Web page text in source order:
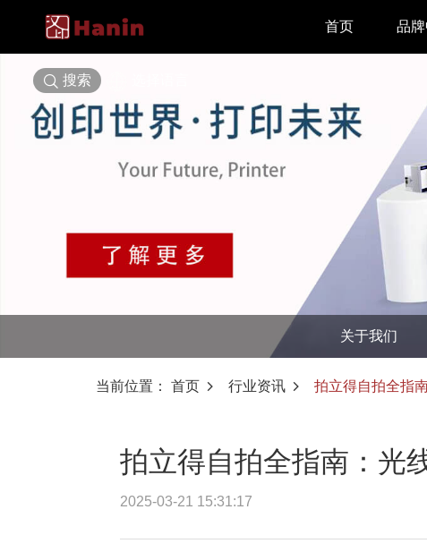
首页 品
搜索
关于我们
当前位置： 首页 行业资讯 拍立得自拍全指
拍立得自拍全指南：光
2025-03-21 15:31:17